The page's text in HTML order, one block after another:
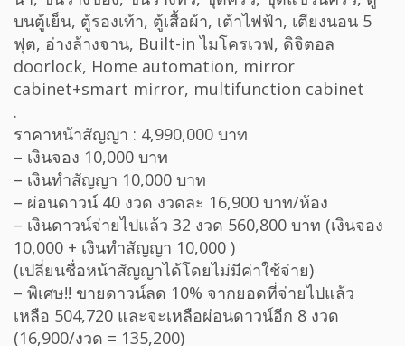
บนตู้เย็น, ตู้รองเท้า, ตู้เสื้อผ้า, เต้าไฟฟ้า, เตียงนอน 5
ฟุต, อ่างล้างจาน, Built-in ไมโครเวฟ, ดิจิตอล
doorlock, Home automation, mirror
cabinet+smart mirror, multifunction cabinet
.
ราคาหน้าสัญญา : 4,990,000 บาท
– เงินจอง 10,000 บาท
– เงินทำสัญญา 10,000 บาท
– ผ่อนดาวน์ 40 งวด งวดละ 16,900 บาท/ห้อง
– เงินดาวน์จ่ายไปแล้ว 32 งวด 560,800 บาท (เงินจอง
10,000 + เงินทำสัญญา 10,000 )
(เปลี่ยนชื่อหน้าสัญญาได้โดยไม่มีค่าใช้จ่าย)
– พิเศษ!! ขายดาวน์ลด 10% จากยอดที่จ่ายไปแล้ว
เหลือ 504,720 และจะเหลือผ่อนดาวน์อีก 8 งวด
(16,900/งวด = 135,200)